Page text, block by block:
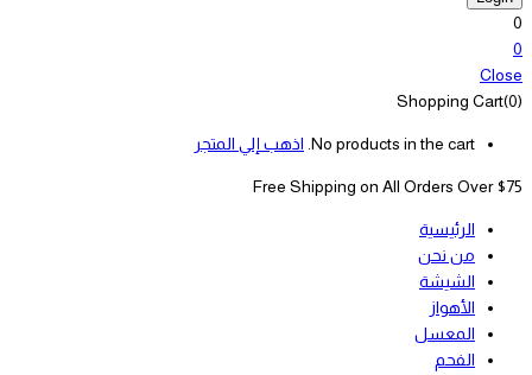
0
0
Close
Shopping Cart(0)
No products in the cart. اذهب إلي المتجر
Free Shipping on All Orders Over $75
الرئيسية
من نحن
الشيشة
الأهواز
المعسل
الفحم